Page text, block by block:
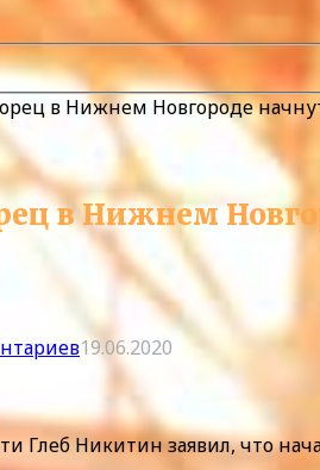
в Нижнем Новгороде
в Нижнем
19.06.2020
Глеб Никитин заявил, что